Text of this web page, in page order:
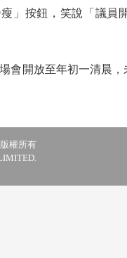
」按鈕，笑說「議員
開放至年初一清晨，
權所有